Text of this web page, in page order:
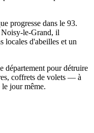
progresse dans le 93.
le-Grand, il
locales d'abeilles et un
département pour détruire
coffrets de volets — à
jour même.